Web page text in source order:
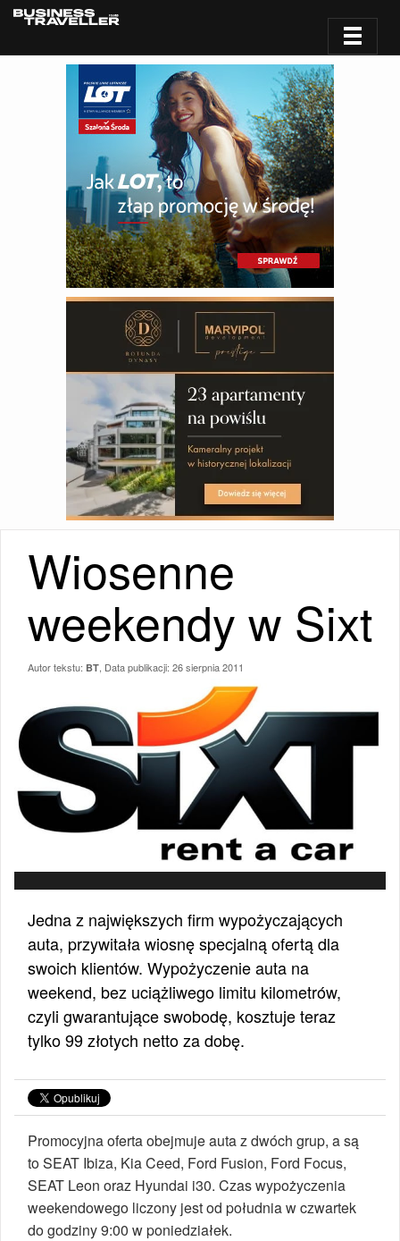
Wiosenne
weekendy w Sixt
Autor tekstu: BT , Data publikacji: 26 sierpnia 2011
Jedna z największych firm wypożyczających
auta, przywitała wiosnę specjalną ofertą dla
swoich klientów. Wypożyczenie auta na
weekend, bez uciążliwego limitu kilometrów,
czyli gwarantujące swobodę, kosztuje teraz
tylko 99 złotych netto za dobę.
Promocyjna oferta obejmuje auta z dwóch grup, a są
to SEAT Ibiza, Kia Ceed, Ford Fusion, Ford Focus,
SEAT Leon oraz Hyundai i30. Czas wypożyczenia
weekendowego liczony jest od południa w czwartek
do godziny 9:00 w poniedziałek.